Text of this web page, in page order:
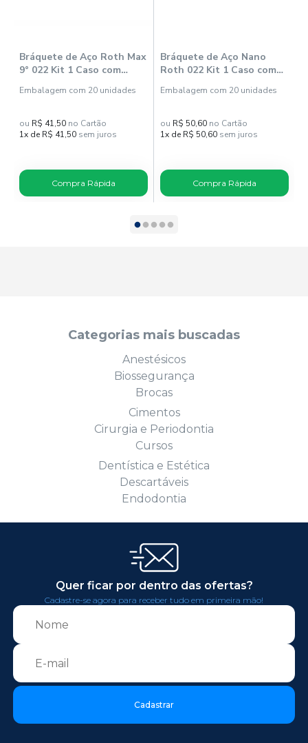
Bráquete de Aço Roth Max
9° 022 Kit 1 Caso com
Embalagem com 20 unidades
ou R$ 41,50 no Cartão
1x de R$ 41,50 sem juros
Compra Rápida
Bráquete de Aço Nano
Roth 022 Kit 1 Caso com
Embalagem com 20 unidades
ou R$ 50,60 no Cartão
1x de R$ 50,60 sem juros
Compra Rápida
Categorias mais buscadas
Anestésicos
Biossegurança
Brocas
Cimentos
Cirurgia e Periodontia
Cursos
Dentística e Estética
Descartáveis
Endodontia
Quer ficar por dentro das ofertas?
Cadastre-se agora para receber tudo em primeira mão!
Cadastrar